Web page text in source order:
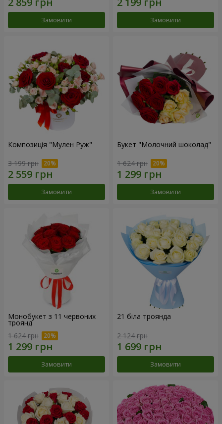
Замовити Замовити
Композиція "Мулен Руж"
3 199 грн
Замовити
Букет "Молочний шоколад"
1 624 грн
Замовити
Монобукет з 11 червоних
троянд
1 624 грн
Замовити
21 біла троянда
2 124 грн
Замовити